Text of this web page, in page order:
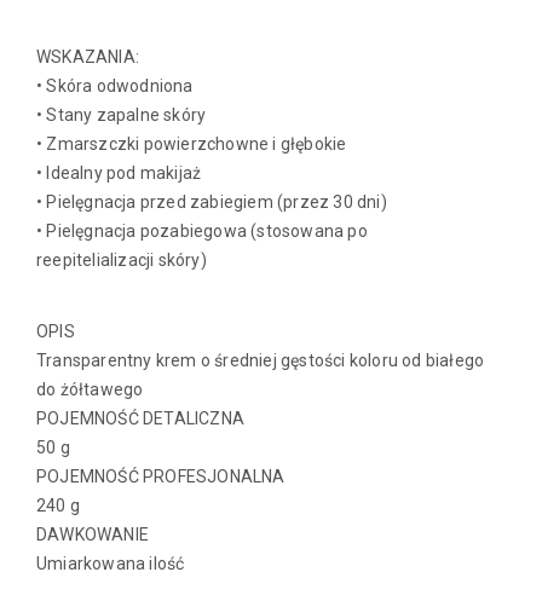
WSKAZANIA:
• Skóra odwodniona
• Stany zapalne skóry
• Zmarszczki powierzchowne i głębokie
• Idealny pod makijaż
• Pielęgnacja przed zabiegiem (przez 30 dni)
• Pielęgnacja pozabiegowa (stosowana po
reepitelializacji skóry)
OPIS
Transparentny krem o średniej gęstości koloru od białego
do żółtawego
POJEMNOŚĆ DETALICZNA
50 g
POJEMNOŚĆ PROFESJONALNA
240 g
DAWKOWANIE
Umiarkowana ilość